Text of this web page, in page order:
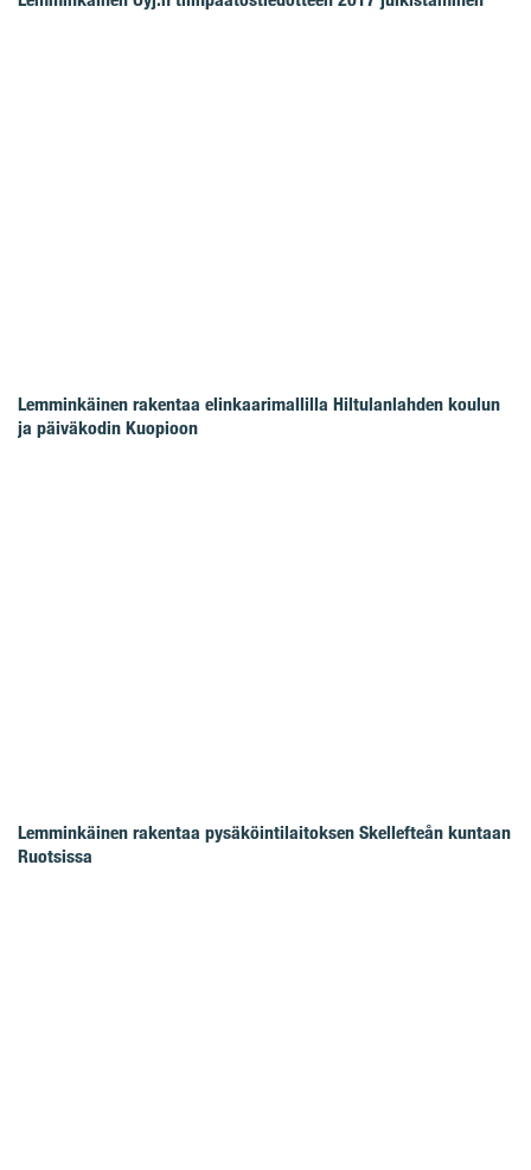
Lemminkäinen rakentaa elinkaarimallilla Hiltulanlahden koulun
ja päiväkodin Kuopioon
Lemminkäinen rakentaa pysäköintilaitoksen Skellefteån kuntaan
Ruotsissa